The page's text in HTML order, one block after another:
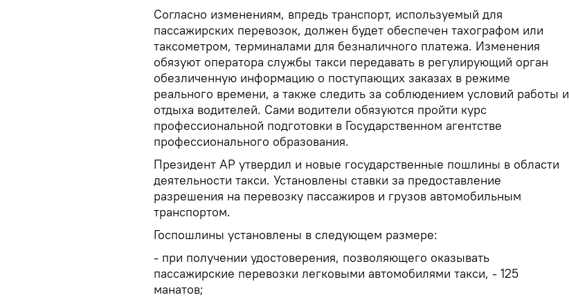
Согласно изменениям, впредь транспорт, используемый для
пассажирских перевозок, должен будет обеспечен тахографом или
таксометром, терминалами для безналичного платежа. Изменения
обязуют оператора службы такси передавать в регулирующий орган
обезличенную информацию о поступающих заказах в режиме
реального времени, а также следить за соблюдением условий работы и
отдыха водителей. Сами водители обязуются пройти курс
профессиональной подготовки в Государственном агентстве
профессионального образования.
Президент АР утвердил и новые государственные пошлины в области
деятельности такси. Установлены ставки за предоставление
разрешения на перевозку пассажиров и грузов автомобильным
транспортом.
Госпошлины установлены в следующем размере:
- при получении удостоверения, позволяющего оказывать
пассажирские перевозки легковыми автомобилями такси, - 125
манатов;